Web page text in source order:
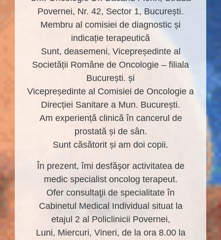
Povernei, Nr. 42, Sector 1, București.
Membru al comisiei de diagnostic și
indicație terapeutică
Sunt, deasemeni, Vicepreședinte al
Societății Române de Oncologie – filiala
București. și
Vicepreședinte al Comisiei de Oncologie a
Direcției Sanitare a Mun. București.
Am experiență clinică în cancerul de
prostată și de sân.
Sunt căsătorit și am doi copii.
În prezent, îmi desfăşor activitatea de
medic specialist oncolog terapeut.
Ofer consultaţii de specialitate în
Cabinetul Medical Individual situat la
etajul 2 al Policlinicii Povernei,
Luni, Miercuri, Vineri, de la ora 8.00 la